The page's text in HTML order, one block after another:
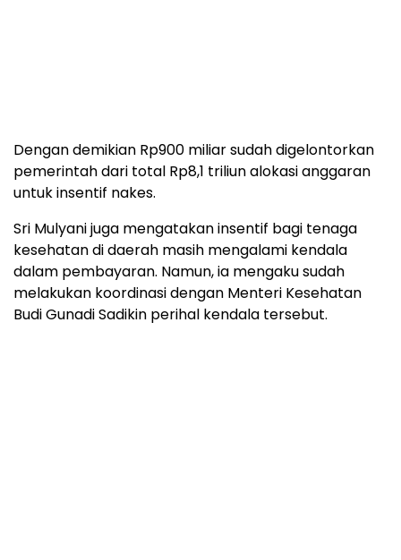
Dengan demikian Rp900 miliar sudah digelontorkan
pemerintah dari total Rp8,1 triliun alokasi anggaran
untuk insentif nakes.
Sri Mulyani juga mengatakan insentif bagi tenaga
kesehatan di daerah masih mengalami kendala
dalam pembayaran. Namun, ia mengaku sudah
melakukan koordinasi dengan Menteri Kesehatan
Budi Gunadi Sadikin perihal kendala tersebut.